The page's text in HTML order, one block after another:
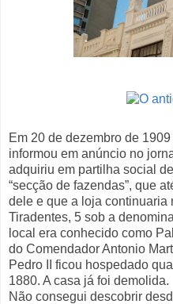
Em 20 de dezembro de
informou em anúncio no
adquiriu em partilha social
“secção de fazendas”, que
dele e que a loja continuaria
Tiradentes, 5 sob a
local era conhecido como
do Comendador Antonio
Pedro II ficou hospedado
1880. A casa já foi demolida.
Não consegui descobrir